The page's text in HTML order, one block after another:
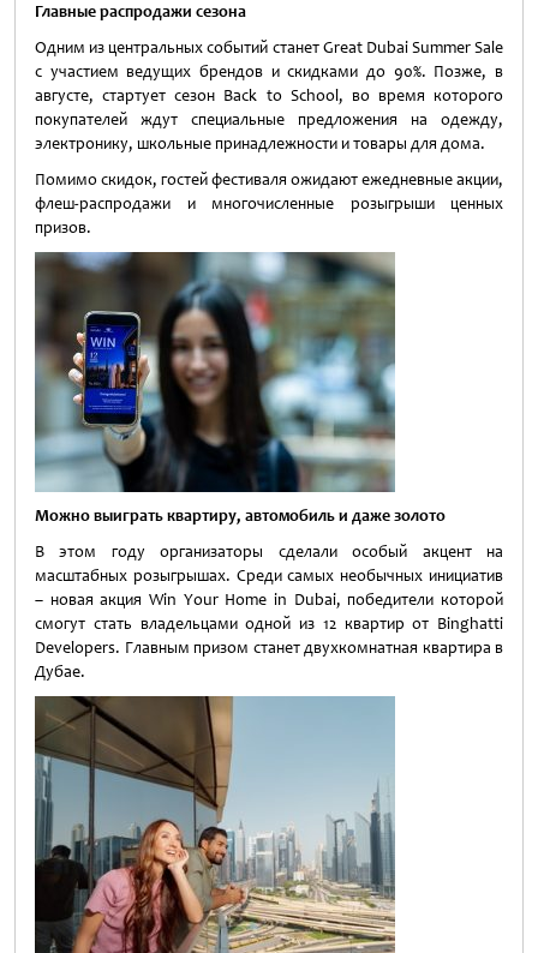
Главные распродажи сезона
Одним из центральных событий станет Great Dubai Summer Sale
с участием ведущих брендов и скидками до 90%. Позже, в
августе, стартует сезон Back to School, во время которого
покупателей ждут специальные предложения на одежду,
электронику, школьные принадлежности и товары для дома.
Помимо скидок, гостей фестиваля ожидают ежедневные акции,
флеш-распродажи и многочисленные розыгрыши ценных
призов.
Можно выиграть квартиру, автомобиль и даже золото
В этом году организаторы сделали особый акцент на
масштабных розыгрышах. Среди самых необычных инициатив
– новая акция Win Your Home in Dubai, победители которой
смогут стать владельцами одной из 12 квартир от Binghatti
Developers. Главным призом станет двухкомнатная квартира в
Дубае.